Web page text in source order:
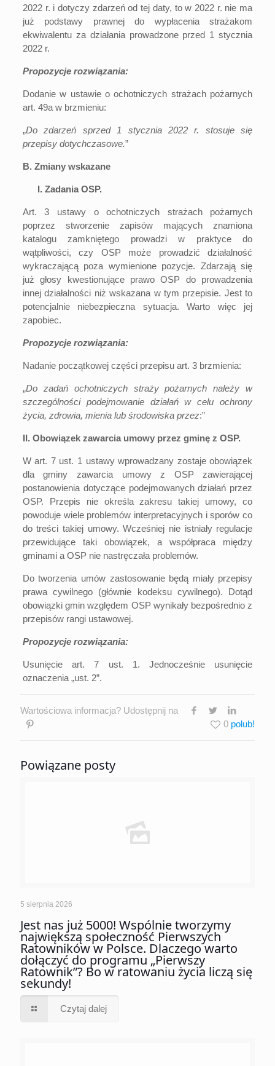
2022 r. i dotyczy zdarzeń od tej daty, to w 2022 r. nie ma
już podstawy prawnej do wypłacenia strażakom
ekwiwalentu za działania prowadzone przed 1 stycznia
2022 r.
Propozycje rozwiązania:
Dodanie w ustawie o ochotniczych strażach pożarnych
art. 49a w brzmieniu:
„Do zdarzeń sprzed 1 stycznia 2022 r. stosuje się
przepisy dotychczasowe.”
B. Zmiany wskazane
I. Zadania OSP.
Art. 3 ustawy o ochotniczych strażach pożarnych
poprzez stworzenie zapisów mających znamiona
katalogu zamkniętego prowadzi w praktyce do
wątpliwości, czy OSP może prowadzić działalność
wykraczającą poza wymienione pozycje. Zdarzają się
już głosy kwestionujące prawo OSP do prowadzenia
innej działalności niż wskazana w tym przepisie. Jest to
potencjalnie niebezpieczna sytuacja. Warto więc jej
zapobiec.
Propozycje rozwiązania:
Nadanie początkowej części przepisu art. 3 brzmienia:
„Do zadań ochotniczych straży pożarnych należy w
szczególności podejmowanie działań w celu ochrony
życia, zdrowia, mienia lub środowiska przez:”
II. Obowiązek zawarcia umowy przez gminę z OSP.
W art. 7 ust. 1 ustawy wprowadzany zostaje obowiązek
dla gminy zawarcia umowy z OSP zawierającej
postanowienia dotyczące podejmowanych działań przez
OSP. Przepis nie określa zakresu takiej umowy, co
powoduje wiele problemów interpretacyjnych i sporów co
do treści takiej umowy. Wcześniej nie istniały regulacje
przewidujące taki obowiązek, a współpraca między
gminami a OSP nie nastręczała problemów.
Do tworzenia umów zastosowanie będą miały przepisy
prawa cywilnego (głównie kodeksu cywilnego). Dotąd
obowiązki gmin względem OSP wynikały bezpośrednio z
przepisów rangi ustawowej.
Propozycje rozwiązania:
Usunięcie art. 7 ust. 1. Jednocześnie usunięcie
oznaczenia „ust. 2”.
Wartościowa informacja? Udostępnij na
0
Powiązane posty
5 sierpnia 2026
Jest nas już 5000! Wspólnie tworzymy
największą społeczność Pierwszych
Ratowników w Polsce. Dlaczego warto
dołączyć do programu „Pierwszy
Ratownik”? Bo w ratowaniu życia liczą się
sekundy!
Czytaj dalej